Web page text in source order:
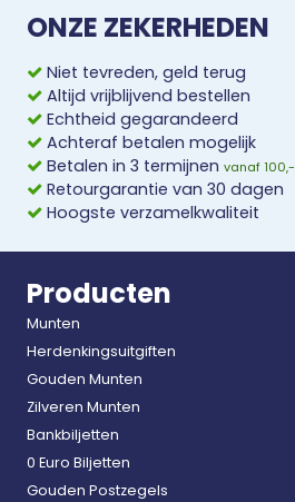
ONZE ZEKERHEDEN
Niet tevreden, geld terug
Altijd vrijblijvend bestellen
Echtheid gegarandeerd
Achteraf betalen mogelijk
Betalen in 3 termijnen vanaf 100,-
Retourgarantie van 30 dagen
Hoogste verzamelkwaliteit
Producten
Munten
Herdenkingsuitgiften
Gouden Munten
Zilveren Munten
Bankbiljetten
0 Euro Biljetten
Gouden Postzegels